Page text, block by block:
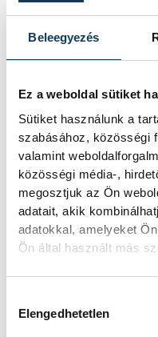
Beleegyezés
Ez a weboldal sütiket
Sütiket használunk a
szabásához, közösségi
valamint
közösségi média-,
megosztjuk az Ön
adatait, akik
adatokkal, amelyeket
Ön által használt más
Elengedhetetlen
Odense HB (dán)
CSM Bucuresti
Brest Bretagne
sport kézilabda
női kézilabda BL
Győri Audi ETO KC
SZERZŐ